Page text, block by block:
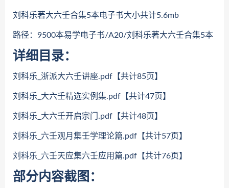
刘科乐著大六壬合集5本电子书大小共计5.6mb
路径：9500本易学电子书/A20/刘科乐著大六壬合集5本
详细目录：
刘科乐_浙派大六壬讲座.pdf【共计85页】
刘科乐_大六壬精选实例集.pdf【共计47页】
刘科乐_大六壬开启宗门.pdf【共计48页】
刘科乐_六壬观月集壬学理论篇.pdf【共计57页】
刘科乐_六壬天应集六壬应用篇.pdf【共计76页】
部分内容截图：